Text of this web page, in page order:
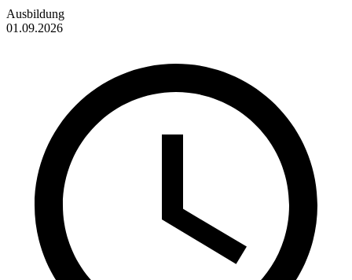
Ausbildung
01.09.2026